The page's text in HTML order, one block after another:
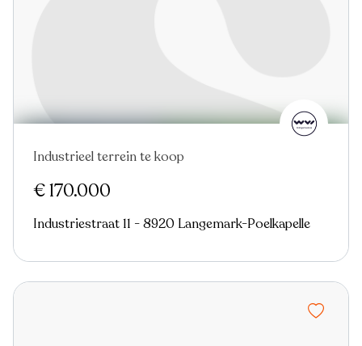
Industrieel terrein te koop
€ 170.000
Industriestraat 11 - 8920 Langemark-Poelkapelle